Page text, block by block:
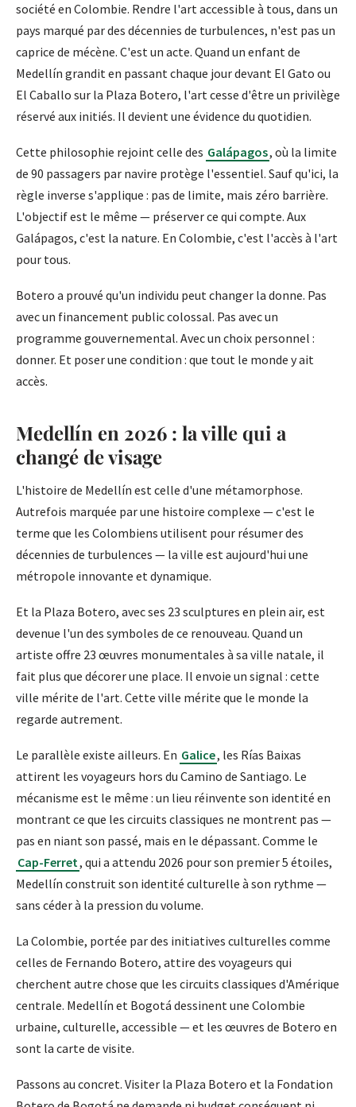
société en Colombie. Rendre l'art accessible à tous, dans un
pays marqué par des décennies de turbulences, n'est pas un
caprice de mécène. C'est un acte. Quand un enfant de
Medellín grandit en passant chaque jour devant El Gato ou
El Caballo sur la Plaza Botero, l'art cesse d'être un privilège
réservé aux initiés. Il devient une évidence du quotidien.
Cette philosophie rejoint celle des Galápagos, où la limite
de 90 passagers par navire protège l'essentiel. Sauf qu'ici, la
règle inverse s'applique : pas de limite, mais zéro barrière.
L'objectif est le même — préserver ce qui compte. Aux
Galápagos, c'est la nature. En Colombie, c'est l'accès à l'art
pour tous.
Botero a prouvé qu'un individu peut changer la donne. Pas
avec un financement public colossal. Pas avec un
programme gouvernemental. Avec un choix personnel :
donner. Et poser une condition : que tout le monde y ait
accès.
Medellín en 2026 : la ville qui a
changé de visage
L'histoire de Medellín est celle d'une métamorphose.
Autrefois marquée par une histoire complexe — c'est le
terme que les Colombiens utilisent pour résumer des
décennies de turbulences — la ville est aujourd'hui une
métropole innovante et dynamique.
Et la Plaza Botero, avec ses 23 sculptures en plein air, est
devenue l'un des symboles de ce renouveau. Quand un
artiste offre 23 œuvres monumentales à sa ville natale, il
fait plus que décorer une place. Il envoie un signal : cette
ville mérite de l'art. Cette ville mérite que le monde la
regarde autrement.
Le parallèle existe ailleurs. En Galice, les Rías Baixas
attirent les voyageurs hors du Camino de Santiago. Le
mécanisme est le même : un lieu réinvente son identité en
montrant ce que les circuits classiques ne montrent pas —
pas en niant son passé, mais en le dépassant. Comme le
Cap-Ferret, qui a attendu 2026 pour son premier 5 étoiles,
Medellín construit son identité culturelle à son rythme —
sans céder à la pression du volume.
La Colombie, portée par des initiatives culturelles comme
celles de Fernando Botero, attire des voyageurs qui
cherchent autre chose que les circuits classiques d'Amérique
centrale. Medellín et Bogotá dessinent une Colombie
urbaine, culturelle, accessible — et les œuvres de Botero en
sont la carte de visite.
Passons au concret. Visiter la Plaza Botero et la Fondation